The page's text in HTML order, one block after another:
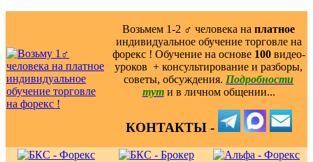
Возьмем 1-2 ‍♂️ человека на платное
индивидуальное обучение торговле на
форекс ! Обучение на основе 100видео-
уроков ️ + консультирование и разборы,
советы, обсуждения. Подробности
тут и в личном общении...
КОНТАКТЫ -